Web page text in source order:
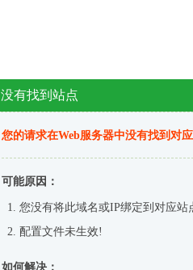
没有找到站点
您的请求在Web服务器中没有找到对
可能原因：
您没有将此域名或IP绑定到对应站
配置文件未生效!
如何解决：